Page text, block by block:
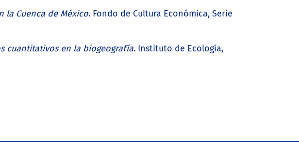
la Cuenca de México. Fondo de Cultura Económica, Serie
cuantitativos en la biogeografía. Instituto de Ecología,